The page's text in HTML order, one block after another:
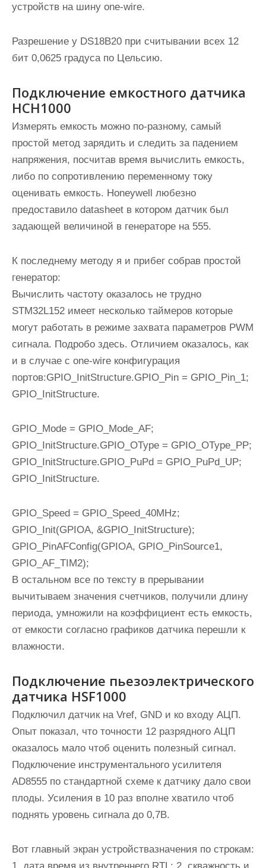
устройств на шину one-wire.
Разрешение у DS18B20 при считывании всех 12
бит 0,0625 градуса по Цельсию.
Подключение емкостного датчика
HCH1000
Измерять емкость можно по-разному, самый
простой метод зарядить и следить за падением
напряжения, посчитав время вычислить емкость,
либо по сопротивлению переменному току
оценивать емкость. Honeywell любезно
предоставило datasheet в котором датчик был
задающей величиной в генераторе на 555.
К последнему методу я и прибег собрав простой
генератор:
Вычислить частоту оказалось не трудно
STM32L152 имеет несколько таймеров которые
могут работать в режиме захвата параметров PWM
сигнала. Подробо здесь. Отличием оказалось, как
и в случае с one-wire конфигурация
портов:GPIO_InitStructure.GPIO_Pin = GPIO_Pin_1;
GPIO_InitStructure.
GPIO_Mode = GPIO_Mode_AF;
GPIO_InitStructure.GPIO_OType = GPIO_OType_PP;
GPIO_InitStructure.GPIO_PuPd = GPIO_PuPd_UP;
GPIO_InitStructure.
GPIO_Speed = GPIO_Speed_40MHz;
GPIO_Init(GPIOA, &GPIO_InitStructure);
GPIO_PinAFConfig(GPIOA, GPIO_PinSource1,
GPIO_AF_TIM2);
В остальном все по тексту в прерывании
вычитываем значения счетчиков, получили длину
периода, умножили на коэффициент есть емкость,
от емкости согласно графиков датчика перешли к
влажности.
Подключение пьезоэлектрического
датчика HSF1000
Подключил датчик на Vref, GND и ко входу АЦП.
Опыт показал, что точности 12 разрядного АЦП
оказалось мало чтоб оценить полезный сигнал.
Подключение инструментального усилителя
AD8555 по стандартной схеме к датчику дало свои
плоды. Усиления в 10 раз вполне хватило чтоб
поднять уровень сигнала до 0,7В.
Вот главный экран устройствазначения по строкам: